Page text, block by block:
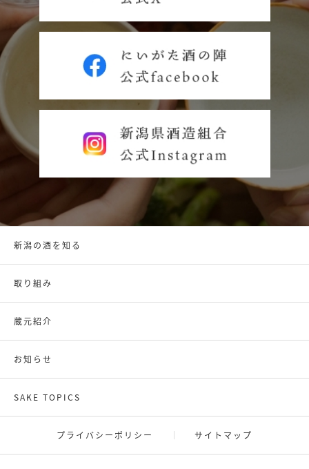
新潟の酒を知る
取り組み
蔵元紹介
お知らせ
SAKE TOPICS
プライバシーポリシー サイトマップ